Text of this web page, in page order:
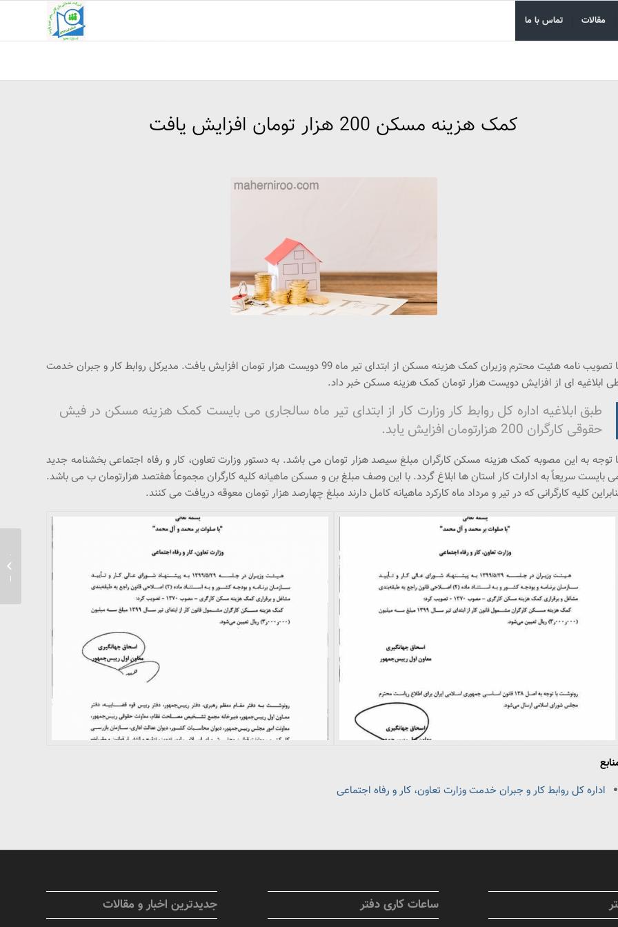
مقالات تماس با ما
کمک هزینه مسکن 200 هزار تومان افزایش یافت
با تصویب نامه هئیت محترم وزیران کمک هزینه مسکن از ابتدای تیر ماه 99 دویست هزار تومان افزایش یافت. مدیرکل روابط کار و جبران خدمت
ابلاغیه ای از افزایش دویست هزار تومان کمک هزینه مسکن خبر داد.
طبق ابلاغیه اداره کل روابط کار وزارت کار از ابتدای تیر ماه سالجاری می بایست کمک هزینه مسکن در فیش
حقوقی کارگران 200 هزارتومان افزایش یابد.
توجه به این مصوبه کمک هزینه مسکن کارگران مبلغ سیصد هزار تومان می باشد. به دستور وزارت تعاون، کار و رفاه اجتماعی بخشنامه جدید
بایست سریعاً به ادارات کار استان ها ابلاغ گردد. با این وصف مبلغ بن و مسکن ماهیانه کلیه کارگران مجموعاً هفتصد هزارتومان ب می باشد.
کلیه کارگرانی که در تیر و مرداد ماه کارکرد ماهیانه کامل دارند مبلغ چهارصد هزار تومان معوقه دریافت می کنند.
اداره کل روابط کار و جبران خدمت وزارت تعاون، کار و رفاه اجتماعی
ساعات کاری دفتر جدیدترین اخبار و مقالات